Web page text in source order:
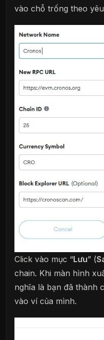
vào chỗ trống theo
Click vào mục “Lưu” (
chain. Khi màn hình
nghĩa là bạn đã thành
vào ví của mình.